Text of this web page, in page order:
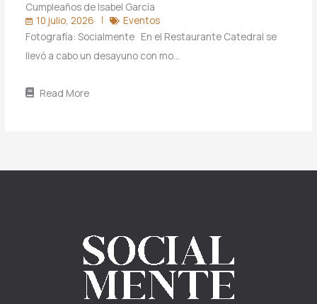
Cumpleaños de Isabel García
10 julio, 2026
Eventos
Fotografía: Socialmente En el Restaurante Catedral se
llevó a cabo un desayuno con mo…
Read More